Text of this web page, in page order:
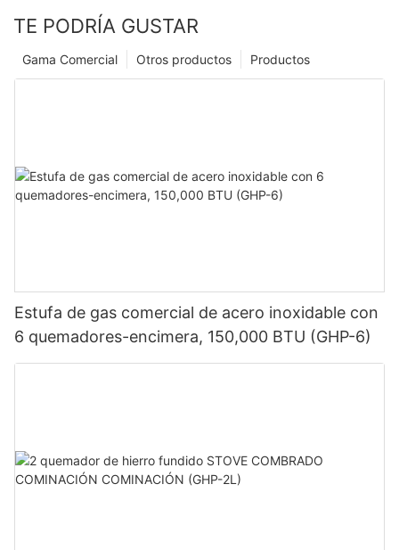
TE PODRÍA GUSTAR
Productos
Otros productos
Gama Comercial
Estufa de gas comercial de acero inoxidable con
6 quemadores-encimera, 150,000 BTU (GHP-6)